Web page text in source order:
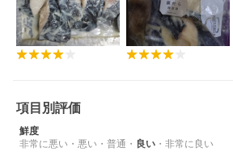
項目別評価
鮮度
非常に悪い ・ 悪い ・ 普通 ・ 良い ・ 非常に良い